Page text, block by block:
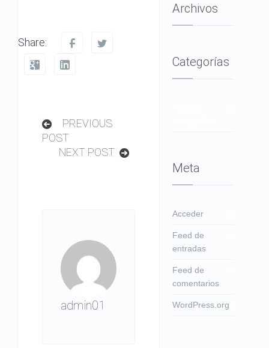
Share:
PREVIOUS
POST
NEXT POST
admin01
Archivos
Categorías
Meta
Acceder
Feed de
entradas
Feed de
comentarios
WordPress.org